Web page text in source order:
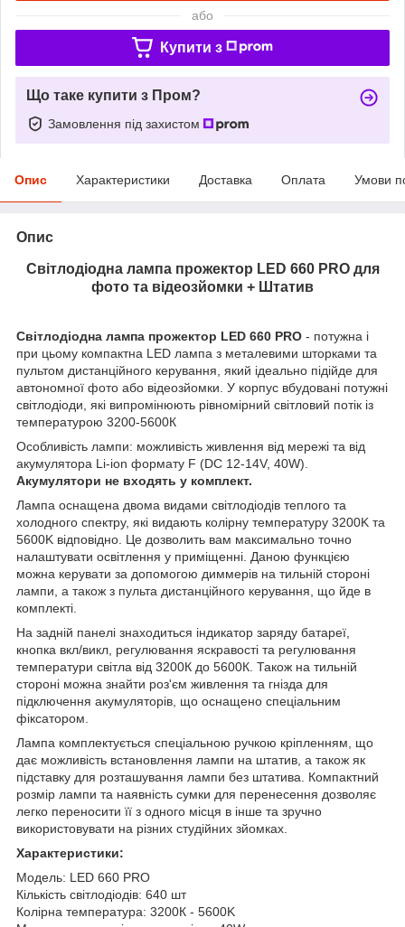
або
Купити з
Що таке купити з Пром?
Замовлення під захистом
Опис Характеристики Доставка Оплата Умови
Опис
Світлодіодна лампа прожектор LED 660 PRO для
фото та відеозйомки + Штатив
Світлодіодна лампа прожектор LED 660 PRO - потужна і
при цьому компактна LED лампа з металевими шторками та
пультом дистанційного керування, який ідеально підійде для
автономної фото або відеозйомки. У корпус вбудовані потужні
світлодіоди, які випромінюють рівномірний світловий потік із
температурою 3200-5600К
Особливість лампи: можливість живлення від мережі та від
акумулятора Li-ion формату F (DC 12-14V, 40W).
Акумулятори не входять у комплект.
Лампа оснащена двома видами світлодіодів теплого та
холодного спектру, які видають колірну температуру 3200K та
5600K відповідно. Це дозволить вам максимально точно
налаштувати освітлення у приміщенні. Даною функцією
можна керувати за допомогою диммерів на тильній стороні
лампи, а також з пульта дистанційного керування, що йде в
комплекті.
На задній панелі знаходиться індикатор заряду батареї,
кнопка вкл/викл, регулювання яскравості та регулювання
температури світла від 3200К до 5600К. Також на тильній
стороні можна знайти роз'єм живлення та гнізда для
підключення акумуляторів, що оснащено спеціальним
фіксатором.
Лампа комплектується спеціальною ручкою кріпленням, що
дає можливість встановлення лампи на штатив, а також як
підставку для розташування лампи без штатива. Компактний
розмір лампи та наявність сумки для перенесення дозволяє
легко переносити її з одного місця в інше та зручно
використовувати на різних студійних зйомках.
Характеристики:
Модель: LED 660 PRO
Кількість світлодіодів: 640 шт
Колірна температура: 3200К - 5600K